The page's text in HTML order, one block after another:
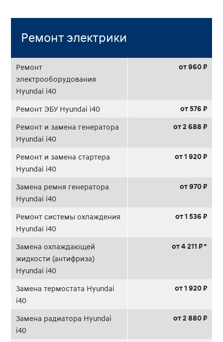
Ремонт электрики
Ремонт
электрооборудования
Hyundai i40
от 960 ₽
Ремонт ЭБУ Hyundai i40 от 576 ₽
Ремонт и замена генератора
Hyundai i40
от 2 688 ₽
Ремонт и замена стартера
Hyundai i40
от 1 920 ₽
Замена ремня генератора
Hyundai i40
от 970 ₽
Ремонт системы охлаждения
Hyundai i40
от 1 536 ₽
Замена охлаждающей
жидкости (антифриза)
Hyundai i40
от 4 211 ₽ *
Замена термостата Hyundai
i40
от 1 920 ₽
Замена радиатора Hyundai
i40
от 2 880 ₽